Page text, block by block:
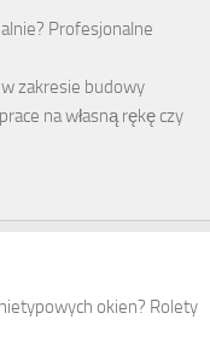
Profesjonalne
zakresie budowy
na własną rękę czy
okien? Rolety